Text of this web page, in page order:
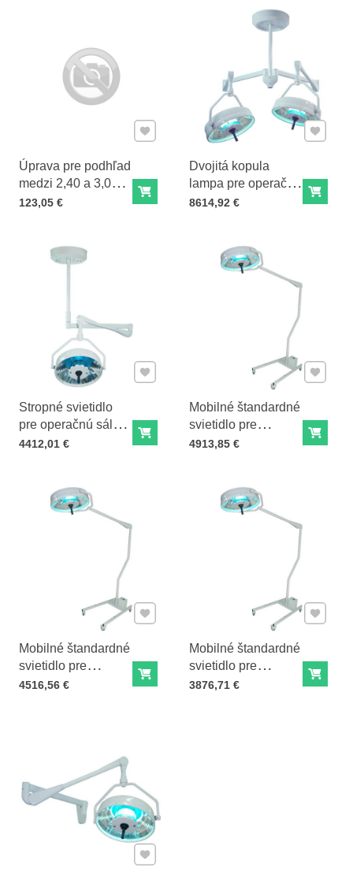
Úprava pre podhľad
medzi 2,40 a 3,00 m
ADAP240/3
Cena s DPH
123,05 € Do košíka
Pridať k Obľúbeným
Dvojitá kopula
lampa pre operačnú
sálu DLTD-07
Cena s DPH
8614,92 € Do
Pridať k
Stropné svietidlo
pre operačnú sálu
DLT-07
Cena s DPH
4412,01 € Do košíka
Pridať k Obľúbeným
Mobilné štandardné
svietidlo pre
operačnú sálu s
zabezpečením
DLREB-07
Cena s DPH
4913,85 € Do
Pridať
Mobilné štandardné
svietidlo pre
operačnú sálu s
Cena s DPH
4516,56 € Do košíka
Pridať k Obľúbeným
Mobilné štandardné
svietidlo pre
operačnú sálu DLR-
Cena s DPH
3876,71 € Do
Pridať
Pridať k Obľúbeným